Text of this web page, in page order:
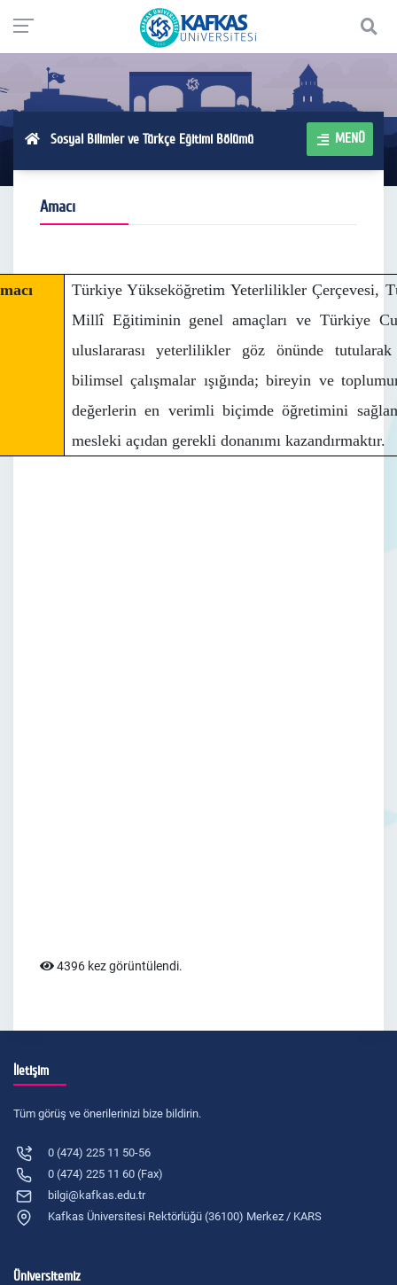
Sosyal Bilimler ve Türkçe Eğitimi Bölümü MENÜ
Amacı
Türkiye Yükseköğretim Yeterlilikler Çerçevesi,
Millî Eğitiminin genel amaçları ve Türkiye
uluslararası yeterlilikler göz önünde
bilimsel çalışmalar ışığında; bireyin ve
değerlerin en verimli biçimde öğretimini
mesleki açıdan gerekli donanımı kazandırmaktır.
4396 kez görüntülendi.
İletişim
Tüm görüş ve önerilerinizi bize bildirin.
0 (474) 225 11 50-56
0 (474) 225 11 60 (Fax)
bilgi@kafkas.edu.tr
Kafkas Üniversitesi Rektörlüğü (36100) Merkez / KARS
Üniversitemiz